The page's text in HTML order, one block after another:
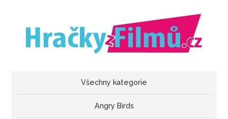
Všechny kategorie
Angry Birds